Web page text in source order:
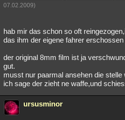
weitere Rubriken
Astronomie Helpdesk Gruppen
Musik Verbesserungen
Übersichten
Lesenswert
07.02.2009)
hab mir das schon so oft
das ihm der eigene fahrer erschossen
der original 8mm film ist ja
gut.
musst nur paarmal ansehen die
ich sage der zieht ne waffe,und
ursusminor